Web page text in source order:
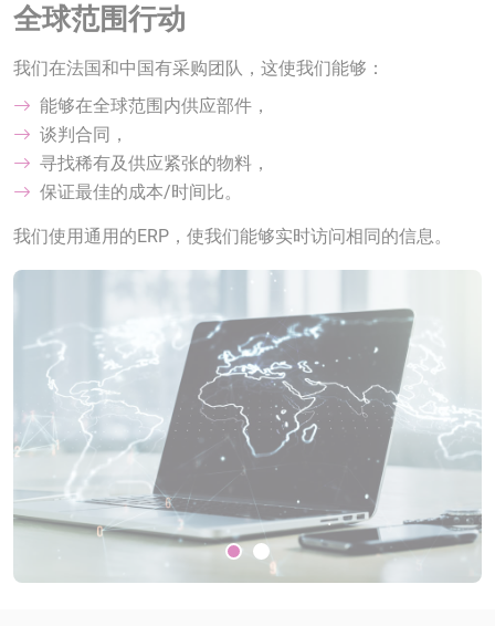
全球范围行动
我们在法国和中国有采购团队，这使我们能够：
能够在全球范围内供应部件，
谈判合同，
寻找稀有及供应紧张的物料，
保证最佳的成本/时间比。
我们使用通用的ERP，使我们能够实时访问相同的信息。